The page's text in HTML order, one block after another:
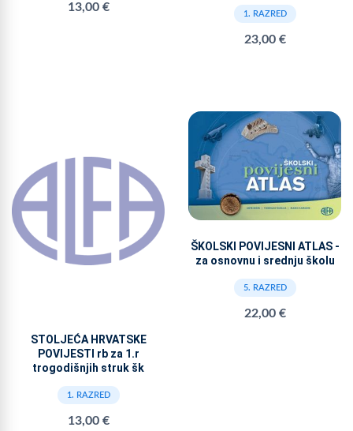
13,00 €
1. RAZRED
23,00 €
STOLJEĆA HRVATSKE
POVIJESTI rb za 1.r
trogodišnjih struk šk
1. RAZRED
13,00 €
ŠKOLSKI POVIJESNI ATLAS -
za osnovnu i srednju školu
5. RAZRED
22,00 €